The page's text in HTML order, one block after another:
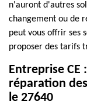
n'auront d'autres
changement ou de
peut vous offrir ses
proposer des tarifs
Entreprise CE
réparation
le 27640